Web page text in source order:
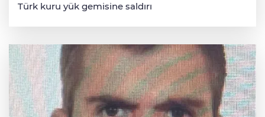
Türk kuru yük gemisine saldırı